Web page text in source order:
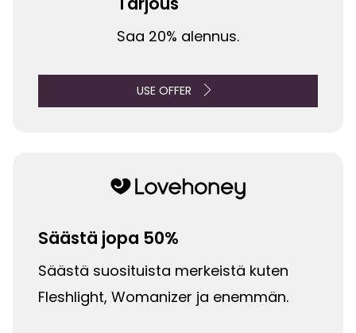
Saa 20% alennus.
USE OFFER
Säästä jopa 50%
Säästä suosituista merkeistä kuten
Fleshlight, Womanizer ja enemmän.